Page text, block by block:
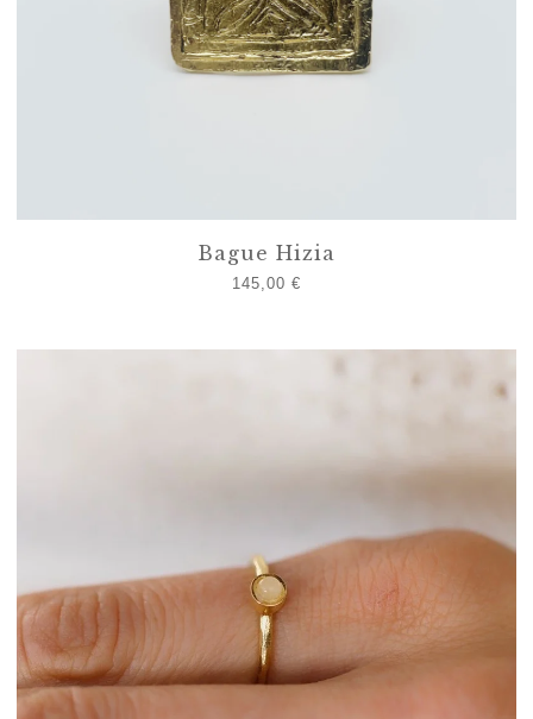
Bague Hizia
145,00 €